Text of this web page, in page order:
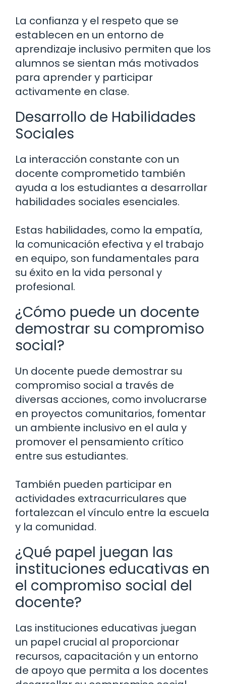
La confianza y el respeto que se
establecen en un entorno de
aprendizaje inclusivo permiten que los
alumnos se sientan más motivados
para aprender y participar
activamente en clase.
Desarrollo de Habilidades
Sociales
La interacción constante con un
docente comprometido también
ayuda a los estudiantes a desarrollar
habilidades sociales esenciales.
Estas habilidades, como la empatía,
la comunicación efectiva y el trabajo
en equipo, son fundamentales para
su éxito en la vida personal y
profesional.
¿Cómo puede un docente
demostrar su compromiso
social?
Un docente puede demostrar su
compromiso social a través de
diversas acciones, como involucrarse
en proyectos comunitarios, fomentar
un ambiente inclusivo en el aula y
promover el pensamiento crítico
entre sus estudiantes.
También pueden participar en
actividades extracurriculares que
fortalezcan el vínculo entre la escuela
y la comunidad.
¿Qué papel juegan las
instituciones educativas en
el compromiso social del
docente?
Las instituciones educativas juegan
un papel crucial al proporcionar
recursos, capacitación y un entorno
de apoyo que permita a los docentes